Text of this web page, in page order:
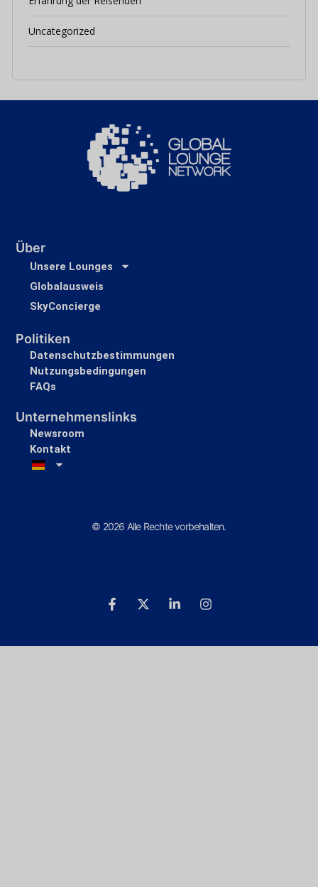
Uncategorized
Über
Unsere Lounges
Globalausweis
SkyConcierge
Politiken
Datenschutzbestimmungen
Nutzungsbedingungen
FAQs
Unternehmenslinks
Newsroom
Kontakt
© 2026 Alle Rechte vorbehalten.